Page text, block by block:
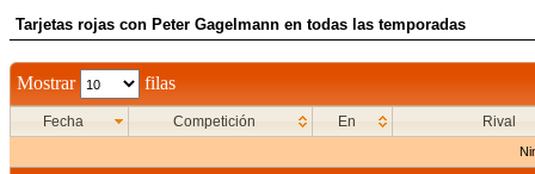
Tarjetas rojas con Peter Gagelmann en todas las temporadas
Mostrar filas
Fecha Competición En Rival